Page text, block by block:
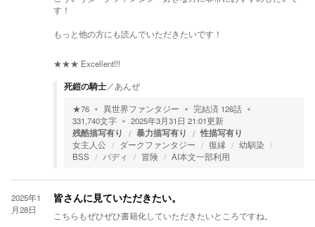
す！
もっと他の方にも読んでいただきたいです！
★★★ Excellent!!!
死鎧の騎士／あんぜ
★76 異世界ファンタジー 完結済 126話
331,740文字 2025年3月31日 21:01更新
残酷描写有り 暴力描写有り 性描写有り
女主人公 ダークファンタジー 復縁
幼馴染
BSS
バディ 冒険 AI本文一部利用
2025年1
月28日
皆さんに見ていただきたい。
こちらもぜひぜひ書籍化していただきたいところですね。